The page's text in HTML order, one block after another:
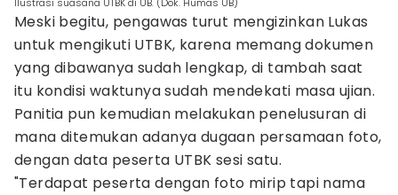
Meski begitu, pengawas turut mengizinkan Lukas
untuk mengikuti UTBK, karena memang dokumen
yang dibawanya sudah lengkap, di tambah saat
itu kondisi waktunya sudah mendekati masa ujian.
Panitia pun kemudian melakukan penelusuran di
mana ditemukan adanya dugaan persamaan foto,
dengan data peserta UTBK sesi satu.
"Terdapat peserta dengan foto mirip tapi nama